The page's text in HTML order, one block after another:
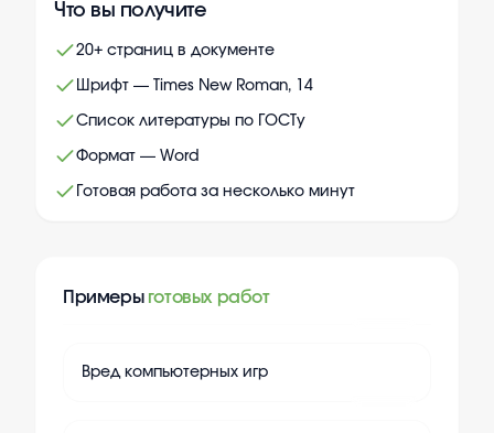
Что вы получите
20+ страниц в документе
Шрифт — Times New Roman, 14
Список литературы по ГОСТу
Формат — Word
Готовая работа за несколько минут
Примеры готовых работ
Вред компьютерных игр